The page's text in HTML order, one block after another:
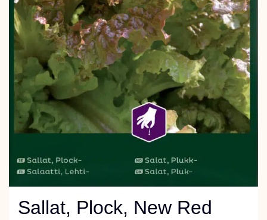
Sallat, Plock, New Red